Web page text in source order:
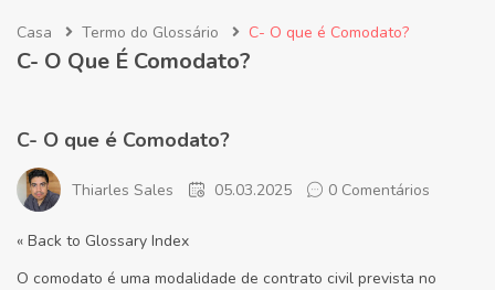
Casa Termo do Glossário C- O que é Comodato?
C- O Que É Comodato?
C- O que é Comodato?
Thiarles Sales 05.03.2025 0 Comentários
« Back to Glossary Index
O comodato é uma modalidade de contrato civil prevista no